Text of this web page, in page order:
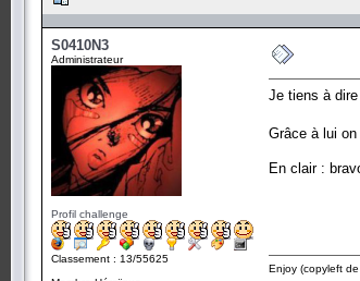
S0410N3
Administrateur
Profil challenge
Classement : 13/55625
Je tiens à
Grâce à lui
En clair :
Enjoy (copyleft